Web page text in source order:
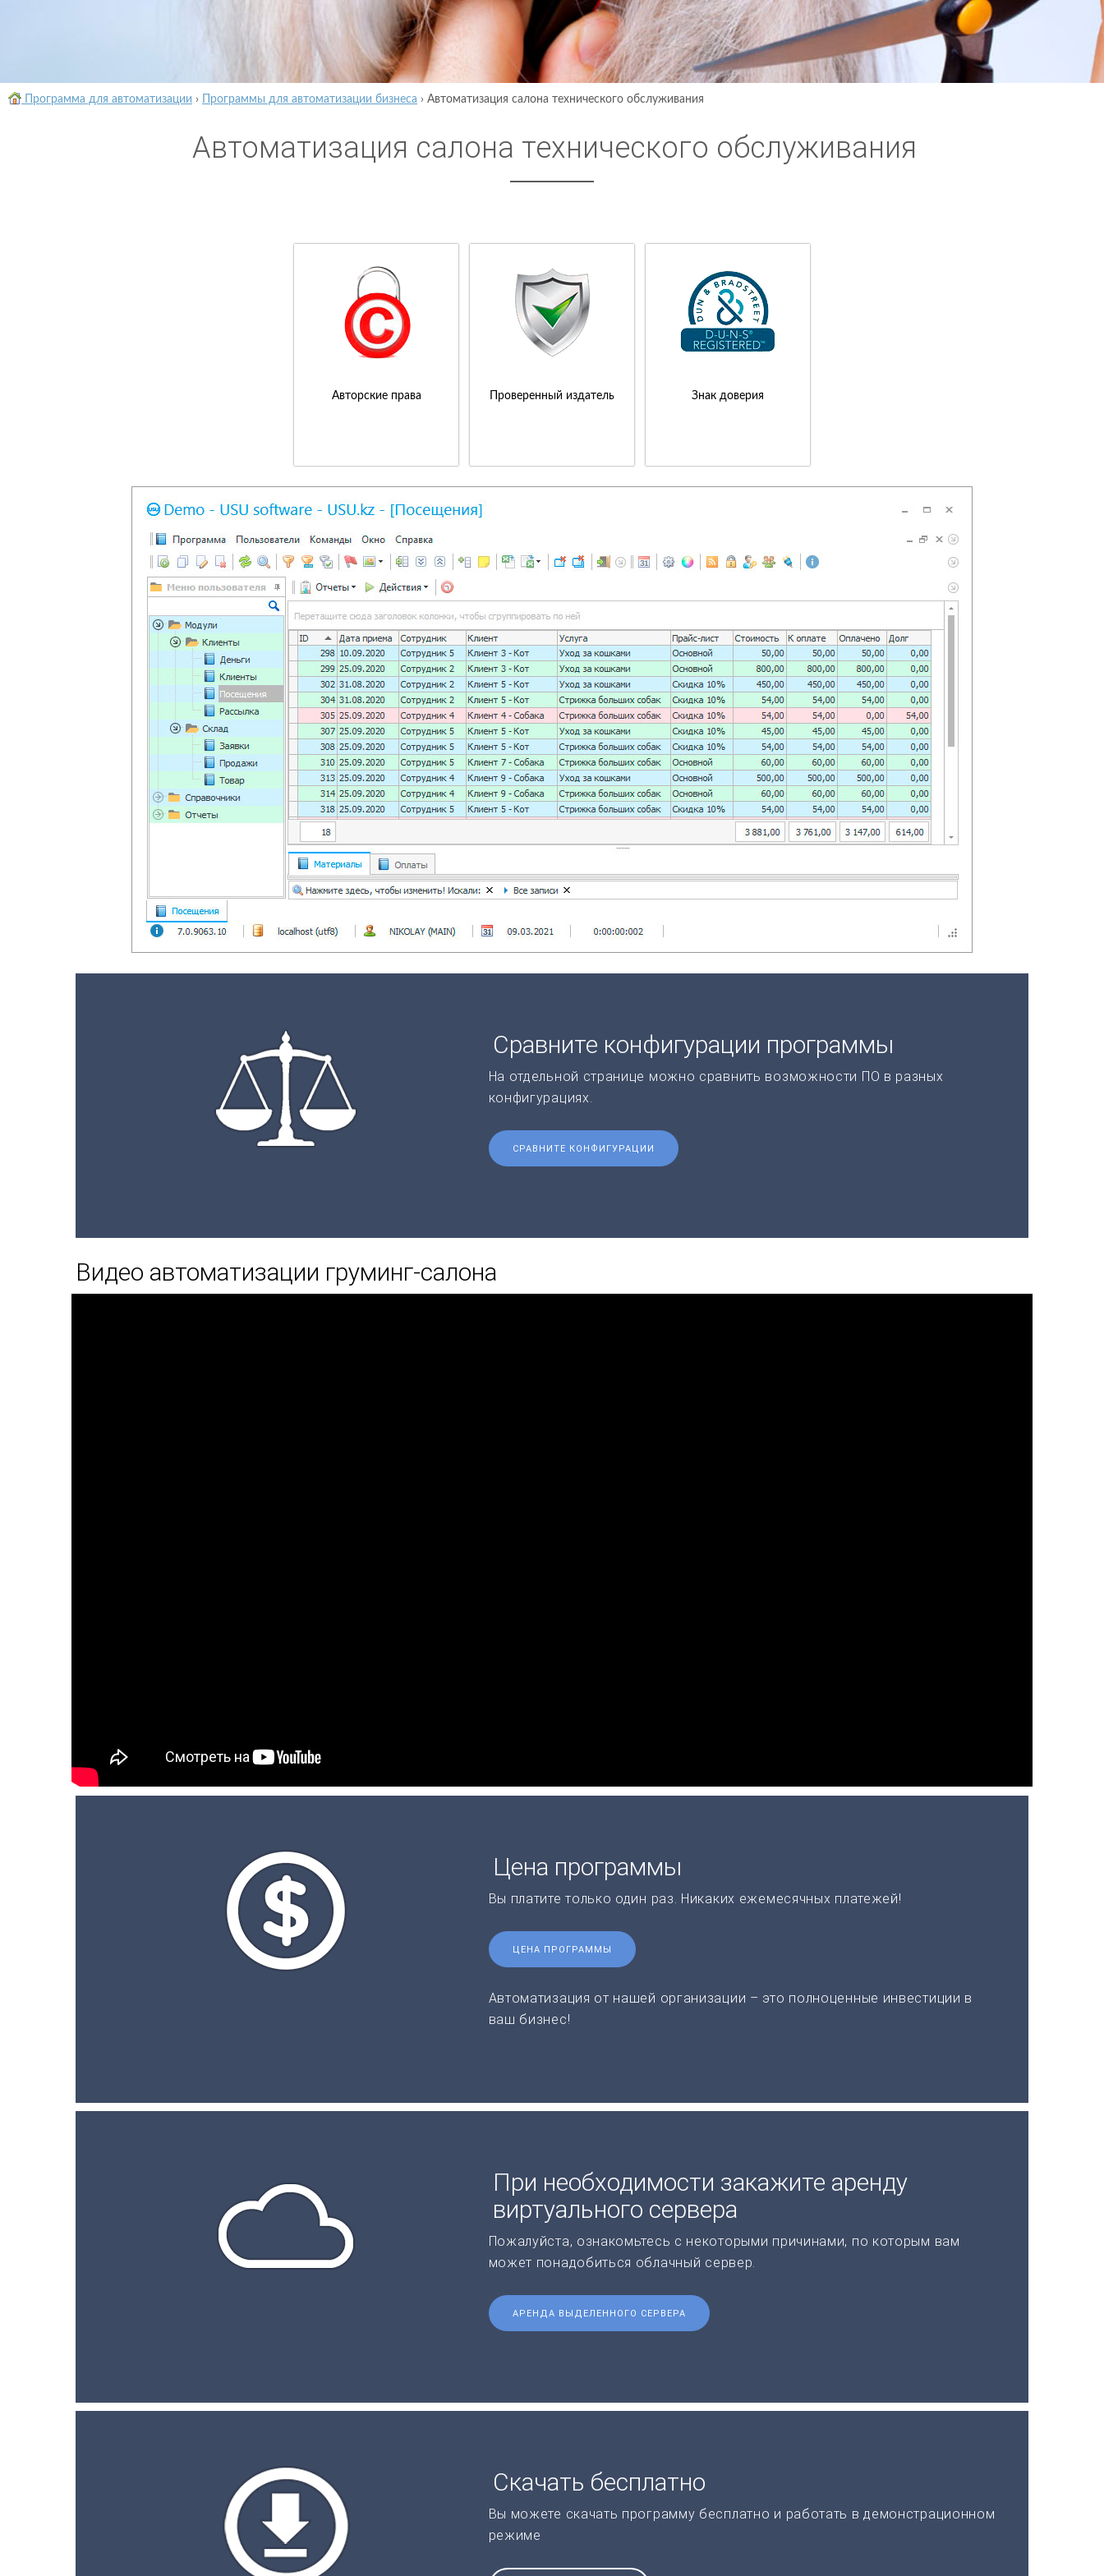
Программа для автоматизации › Программы для автоматизации бизнеса › Автоматизация салона технического обслуживания
Автоматизация салона технического обслуживания
Авторские права Проверенный издатель Знак доверия
Сравните конфигурации программы
На отдельной странице можно сравнить возможности ПО в разных
конфигурациях.
СРАВНИТЕ КОНФИГУРАЦИИ
Видео автоматизации груминг-салона
Цена программы
Вы платите только один раз. Никаких ежемесячных платежей!
ЦЕНА ПРОГРАММЫ
Автоматизация от нашей организации – это полноценные инвестиции в
ваш бизнес!
При необходимости закажите аренду
виртуального сервера
Пожалуйста, ознакомьтесь с некоторыми причинами, по которым вам
может понадобиться облачный сервер.
АРЕНДА ВЫДЕЛЕННОГО СЕРВЕРА
Скачать бесплатно
Вы можете скачать программу бесплатно и работать в демонстрационном
режиме